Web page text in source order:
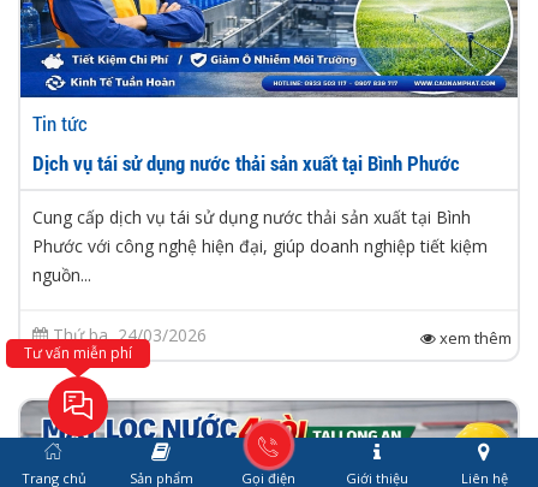
Tin tức
Dịch vụ tái sử dụng nước thải sản xuất tại Bình Phước
Cung cấp dịch vụ tái sử dụng nước thải sản xuất tại Bình
Phước với công nghệ hiện đại, giúp doanh nghiệp tiết kiệm
nguồn...
Thứ ba, 24/03/2026 xem thêm
Tư vấn miễn phí
Trang chủ Sản phẩm Gọi điện Giới thiệu Liên hệ